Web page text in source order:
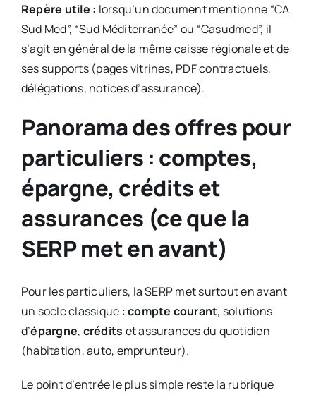
Repère utile : lorsqu’un document mentionne “CA
Sud Med”, “Sud Méditerranée” ou “Casudmed”, il
s’agit en général de la même caisse régionale et de
ses supports (pages vitrines, PDF contractuels,
délégations, notices d’assurance).
Panorama des offres pour
particuliers : comptes,
épargne, crédits et
assurances (ce que la
SERP met en avant)
Pour les particuliers, la SERP met surtout en avant
un socle classique :compte courant, solutions
d’épargne, crédits et assurances du quotidien
(habitation, auto, emprunteur).
Le point d’entrée le plus simple reste la rubrique